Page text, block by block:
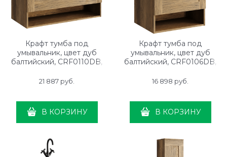
Крафт тумба под
умывальник, цвет дуб
балтийский, CRF0110DB,
21 887 руб.
В КОРЗИНУ
Крафт тумба под
умывальник, цвет дуб
балтийский, CRF0106DB,
16 898 руб.
В КОРЗИНУ